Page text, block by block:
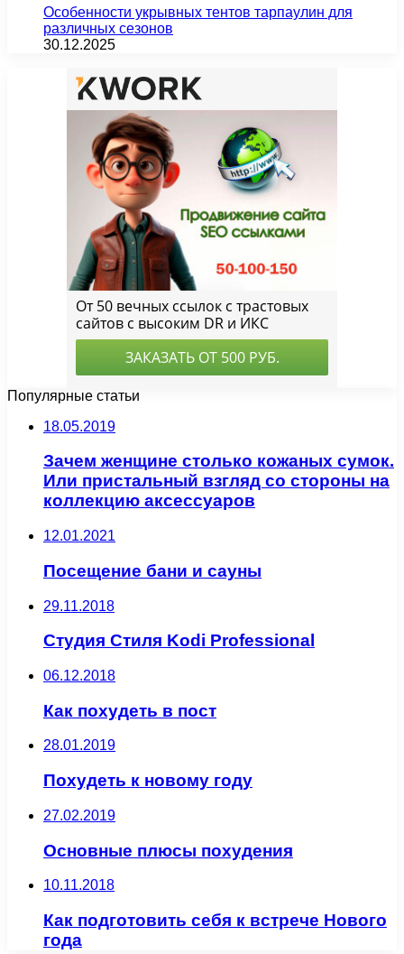
Особенности укрывных тентов тарпаулин для
различных сезонов
30.12.2025
Популярные статьи
18.05.2019
Зачем женщине столько кожаных сумок.
Или пристальный взгляд со стороны на
коллекцию аксессуаров
12.01.2021
Посещение бани и сауны
29.11.2018
Студия Стиля Kodi Professional
06.12.2018
Как похудеть в пост
28.01.2019
Похудеть к новому году
27.02.2019
Основные плюсы похудения
10.11.2018
Как подготовить себя к встрече Нового
года